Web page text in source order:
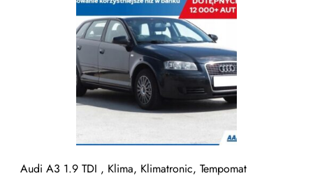
Audi A3 1.9 TDI , Klima, Klimatronic, Tempomat